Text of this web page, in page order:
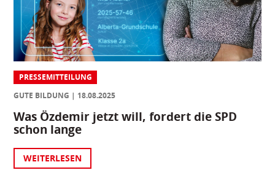
PRESSEMITTEILUNG
GUTE BILDUNG
18.08.2025
Was Özdemir jetzt will, fordert die SPD
schon lange
WEITERLESEN